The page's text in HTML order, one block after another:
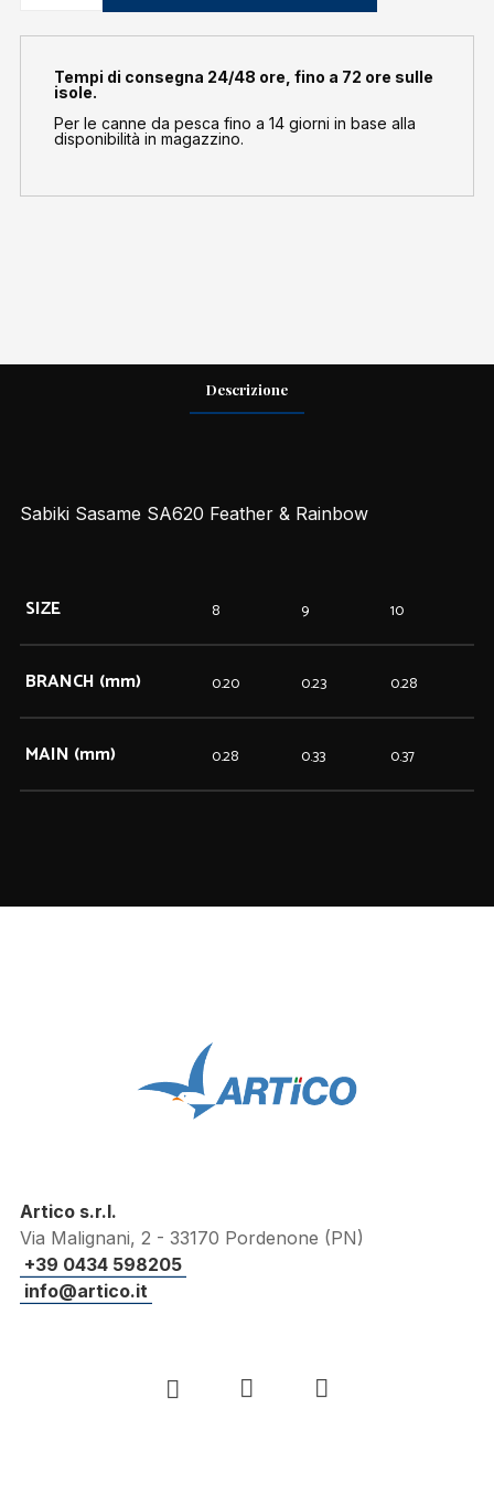
Tempi di consegna 24/48 ore, fino a 72 ore sulle
isole.
Per le canne da pesca fino a 14 giorni in base alla
disponibilità in magazzino.
Descrizione
Sabiki Sasame SA620 Feather & Rainbow
SIZE 8 9 10
BRANCH (mm) 0.20 0.23 0.28
MAIN (mm) 0.28 0.33 0.37
Artico s.r.l.
Via Malignani, 2 - 33170 Pordenone (PN)
+39 0434 598205
info@artico.it